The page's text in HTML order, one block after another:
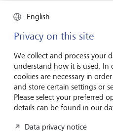
Insights
Avec nos Insights, nous
loin que le bout de notre
approfondissent pour vous
financiers et de société.
English
Privacy on this site
We collect and process your
understand how it is used. In
cookies are necessary in
and store certain settings or
Please select your preferred
details can be found in our
Data privacy notice